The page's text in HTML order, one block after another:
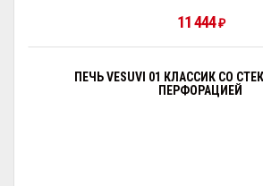
11 444₽
ПЕЧЬ VESUVI 01 КЛАССИК СО
ПЕРФОРАЦИЕЙ